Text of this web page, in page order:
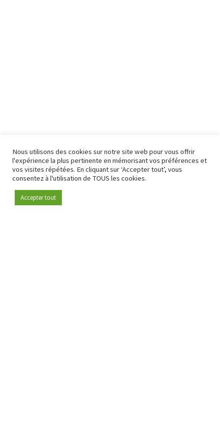
Devenez membre
Nous utilisons des cookies sur notre site web pour vous offrir
l'expérience la plus pertinente en mémorisant vos préférences et
vos visites répétées. En cliquant sur ‘Accepter tout’, vous
consentez à l'utilisation de TOUS les cookies.
Accepter tout